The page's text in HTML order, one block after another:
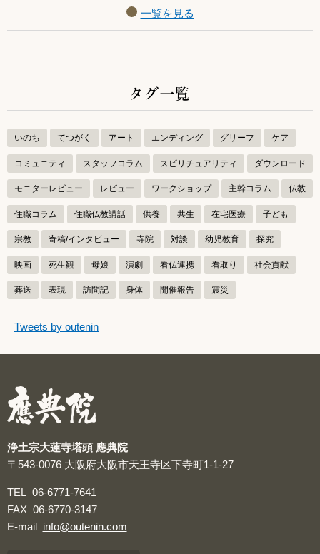
一覧を見る
タグ一覧
いのち てつがく アート エンディング グリーフ ケア
コミュニティ スタッフコラム スピリチュアリティ ダウンロード
モニターレビュー レビュー ワークショップ 主幹コラム 仏教
住職コラム 住職仏教講話 供養 共生 在宅医療 子ども
宗教 寄稿/インタビュー 寺院 対談 幼児教育 探究
映画 死生観 母娘 演劇 看仏連携 看取り 社会貢献
葬送 表現 訪問記 身体 開催報告 震災
つぶやき
つぶやきをスキップする
Tweets by outenin
浄土宗大蓮寺塔頭 應典院
〒543-0076 大阪府大阪市天王寺区下寺町1-1-27
TEL 06-6771-7641
FAX 06-6770-3147
E-mail info@outenin.com